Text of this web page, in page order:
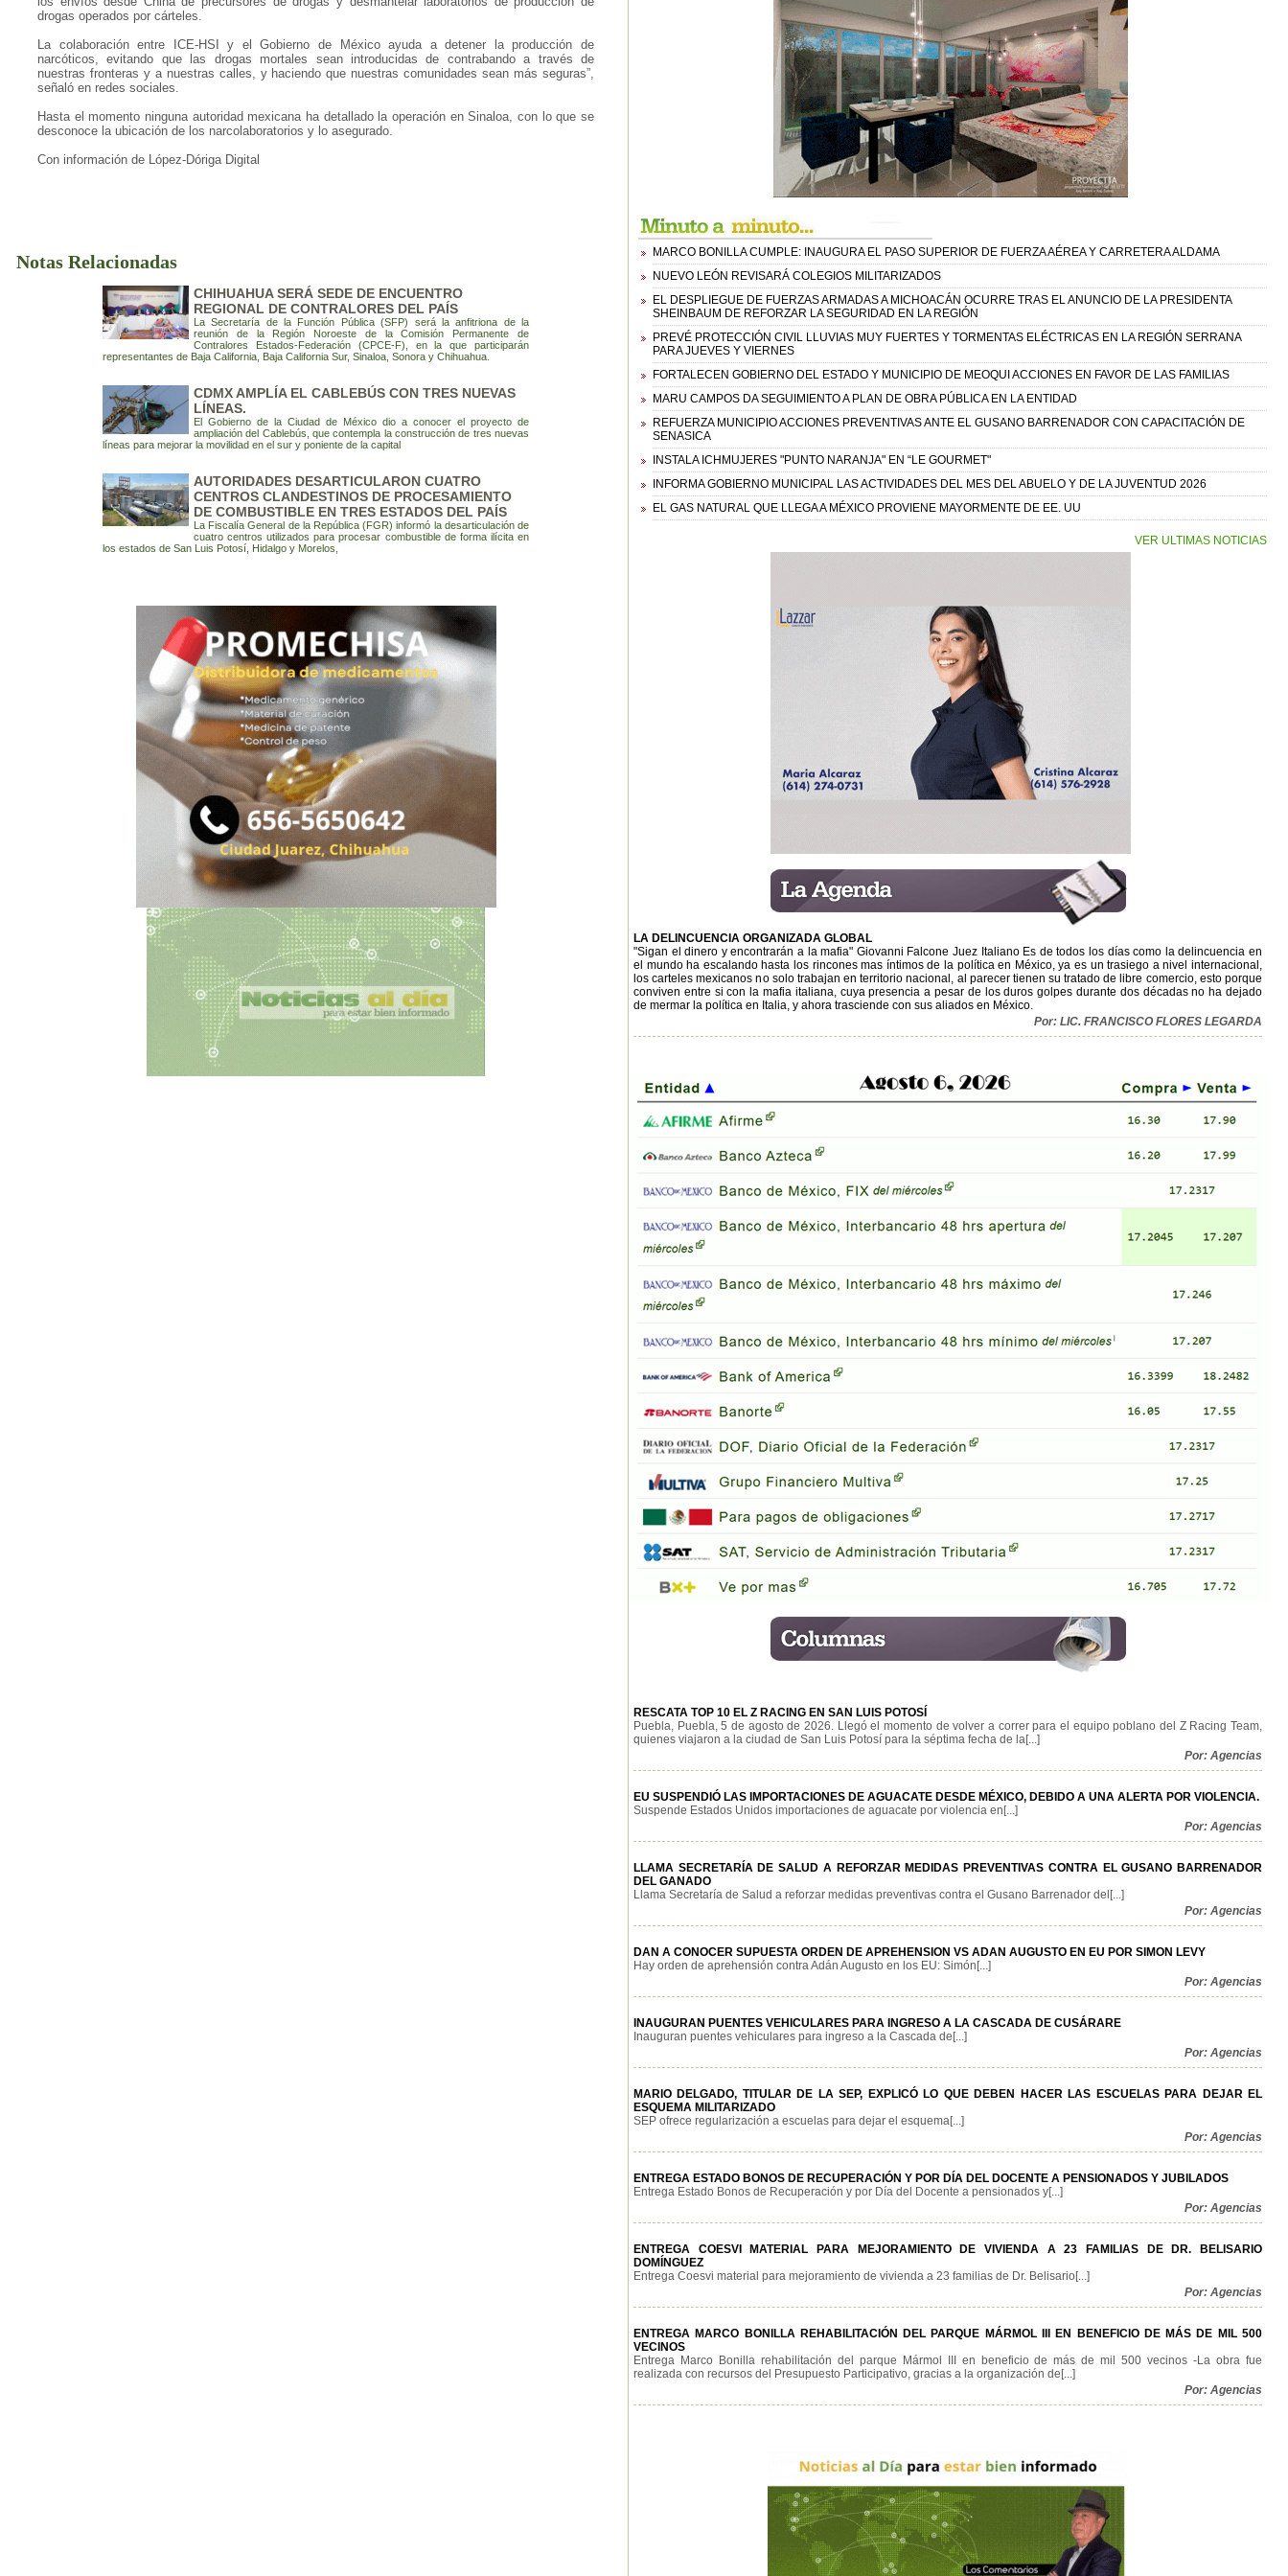
drogas operados por cárteles.
La colaboración entre ICE-HSI y el Gobierno de México ayuda a detener la producción de
narcóticos, evitando que las drogas mortales sean introducidas de contrabando a través de
nuestras fronteras y a nuestras calles, y haciendo que nuestras comunidades sean más seguras”,
señaló en redes sociales.
Hasta el momento ninguna autoridad mexicana ha detallado la operación en Sinaloa, con lo que se
desconoce la ubicación de los narcolaboratorios y lo asegurado.
Con información de López-Dóriga Digital
Notas Relacionadas
CHIHUAHUA SERÁ SEDE DE ENCUENTRO
REGIONAL DE CONTRALORES DEL PAÍS
La Secretaría de la Función Pública (SFP) será la anfitriona de la
reunión de la Región Noroeste de la Comisión Permanente de
Contralores Estados-Federación (CPCE-F), en la que participarán
representantes de Baja California, Baja California Sur, Sinaloa, Sonora y Chihuahua.
CDMX AMPLÍA EL CABLEBÚS CON TRES NUEVAS
LÍNEAS.
El Gobierno de la Ciudad de México dio a conocer el proyecto de
ampliación del Cablebús, que contempla la construcción de tres nuevas
líneas para mejorar la movilidad en el sur y poniente de la capital
AUTORIDADES DESARTICULARON CUATRO
CENTROS CLANDESTINOS DE PROCESAMIENTO
DE COMBUSTIBLE EN TRES ESTADOS DEL PAÍS
La Fiscalía General de la República (FGR) informó la desarticulación de
cuatro centros utilizados para procesar combustible de forma ilícita en
los estados de San Luis Potosí, Hidalgo y Morelos,
MARCO BONILLA CUMPLE: INAUGURA EL PASO SUPERIOR DE FUERZA AÉREA Y CARRETERA ALDAMA
NUEVO LEÓN REVISARÁ COLEGIOS MILITARIZADOS
EL DESPLIEGUE DE FUERZAS ARMADAS A MICHOACÁN OCURRE TRAS EL ANUNCIO DE LA PRESIDENTA
SHEINBAUM DE REFORZAR LA SEGURIDAD EN LA REGIÓN
PREVÉ PROTECCIÓN CIVIL LLUVIAS MUY FUERTES Y TORMENTAS ELÉCTRICAS EN LA REGIÓN SERRANA
PARA JUEVES Y VIERNES
FORTALECEN GOBIERNO DEL ESTADO Y MUNICIPIO DE MEOQUI ACCIONES EN FAVOR DE LAS FAMILIAS
MARU CAMPOS DA SEGUIMIENTO A PLAN DE OBRA PÚBLICA EN LA ENTIDAD
REFUERZA MUNICIPIO ACCIONES PREVENTIVAS ANTE EL GUSANO BARRENADOR CON CAPACITACIÓN DE
SENASICA
INSTALA ICHMUJERES "PUNTO NARANJA" EN “LE GOURMET"
INFORMA GOBIERNO MUNICIPAL LAS ACTIVIDADES DEL MES DEL ABUELO Y DE LA JUVENTUD 2026
EL GAS NATURAL QUE LLEGA A MÉXICO PROVIENE MAYORMENTE DE EE. UU
VER ULTIMAS NOTICIAS
LA DELINCUENCIA ORGANIZADA GLOBAL
"Sigan el dinero y encontrarán a la mafia" Giovanni Falcone Juez Italiano Es de todos los días como la delincuencia en
el mundo ha escalando hasta los rincones mas íntimos de la política en México, ya es un trasiego a nivel internacional,
los carteles mexicanos no solo trabajan en territorio nacional, al parecer tienen su tratado de libre comercio, esto porque
conviven entre si con la mafia italiana, cuya presencia a pesar de los duros golpes durante dos décadas no ha dejado
de mermar la política en Italia, y ahora trasciende con sus aliados en México.
Por: LIC. FRANCISCO FLORES LEGARDA
RESCATA TOP 10 EL Z RACING EN SAN LUIS POTOSÍ
Puebla, Puebla, 5 de agosto de 2026. Llegó el momento de volver a correr para el equipo poblano del Z Racing Team,
quienes viajaron a la ciudad de San Luis Potosí para la séptima fecha de la[...]
Por: Agencias
EU SUSPENDIÓ LAS IMPORTACIONES DE AGUACATE DESDE MÉXICO, DEBIDO A UNA ALERTA POR VIOLENCIA.
Suspende Estados Unidos importaciones de aguacate por violencia en[...]
Por: Agencias
LLAMA SECRETARÍA DE SALUD A REFORZAR MEDIDAS PREVENTIVAS CONTRA EL GUSANO BARRENADOR
DEL GANADO
Llama Secretaría de Salud a reforzar medidas preventivas contra el Gusano Barrenador del[...]
Por: Agencias
DAN A CONOCER SUPUESTA ORDEN DE APREHENSION VS ADAN AUGUSTO EN EU POR SIMON LEVY
Hay orden de aprehensión contra Adán Augusto en los EU: Simón[...]
Por: Agencias
INAUGURAN PUENTES VEHICULARES PARA INGRESO A LA CASCADA DE CUSÁRARE
Inauguran puentes vehiculares para ingreso a la Cascada de[...]
Por: Agencias
MARIO DELGADO, TITULAR DE LA SEP, EXPLICÓ LO QUE DEBEN HACER LAS ESCUELAS PARA DEJAR EL
ESQUEMA MILITARIZADO
SEP ofrece regularización a escuelas para dejar el esquema[...]
Por: Agencias
ENTREGA ESTADO BONOS DE RECUPERACIÓN Y POR DÍA DEL DOCENTE A PENSIONADOS Y JUBILADOS
Entrega Estado Bonos de Recuperación y por Día del Docente a pensionados y[...]
Por: Agencias
ENTREGA COESVI MATERIAL PARA MEJORAMIENTO DE VIVIENDA A 23 FAMILIAS DE DR. BELISARIO
DOMÍNGUEZ
Entrega Coesvi material para mejoramiento de vivienda a 23 familias de Dr. Belisario[...]
Por: Agencias
ENTREGA MARCO BONILLA REHABILITACIÓN DEL PARQUE MÁRMOL III EN BENEFICIO DE MÁS DE MIL 500
VECINOS
Entrega Marco Bonilla rehabilitación del parque Mármol III en beneficio de más de mil 500 vecinos -La obra fue
realizada con recursos del Presupuesto Participativo, gracias a la organización de[...]
Por: Agencias